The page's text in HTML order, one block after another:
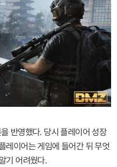
반영했다. 당시 플레이어 성장
레이어는 게임에 들어간 뒤 무엇
기 어려웠다.